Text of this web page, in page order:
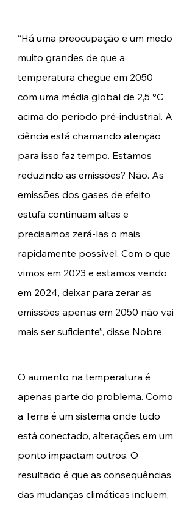
“Há uma preocupação e um medo
muito grandes de que a
temperatura chegue em 2050
com uma média global de 2,5 °C
acima do período pré-industrial. A
ciência está chamando atenção
para isso faz tempo. Estamos
reduzindo as emissões? Não. As
emissões dos gases de efeito
estufa continuam altas e
precisamos zerá-las o mais
rapidamente possível. Com o que
vimos em 2023 e estamos vendo
em 2024, deixar para zerar as
emissões apenas em 2050 não vai
mais ser suficiente”, disse Nobre.
O aumento na temperatura é
apenas parte do problema. Como
a Terra é um sistema onde tudo
está conectado, alterações em um
ponto impactam outros. O
resultado é que as consequências
das mudanças climáticas incluem,